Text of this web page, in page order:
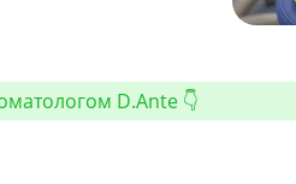
D.Ante 👇